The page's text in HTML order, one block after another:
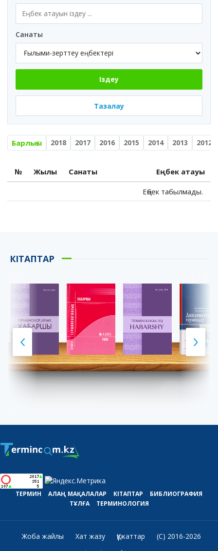
Санаты
Іздеу
Тазалау
Барлығы 2018 2017 2016 2015 2014 2013 2012
№ Жылы Санаты Еңбек атауы
Еңбек табылмады.
КІТАПТАР
ТЕРМИН АЛАҢ МАҚАЛАЛАР КІТАПТАР
БИБЛИОГРАФИЯ
ТҰЛҒА
ТЕРМИНОЛОГИЯ
Жоба жайлы Хат жазу Құжаттар
(C) 2016-2026